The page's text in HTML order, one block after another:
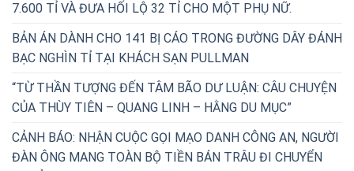
7.600 TỈ VÀ ĐƯA HỐI LỘ 32 TỈ CHO MỘT PHỤ NỮ.
BẢN ÁN DÀNH CHO 141 BỊ CÁO TRONG ĐƯỜNG DÂY ĐÁNH
BẠC NGHÌN TỈ TẠI KHÁCH SẠN PULLMAN
“TỪ THẦN TƯỢNG ĐẾN TÂM BÃO DƯ LUẬN: CÂU CHUYỆN
CỦA THÙY TIÊN – QUANG LINH – HẰNG DU MỤC”
CẢNH BÁO: NHẬN CUỘC GỌI MẠO DANH CÔNG AN, NGƯỜI
ĐÀN ÔNG MANG TOÀN BỘ TIỀN BÁN TRÂU ĐI CHUYỂN